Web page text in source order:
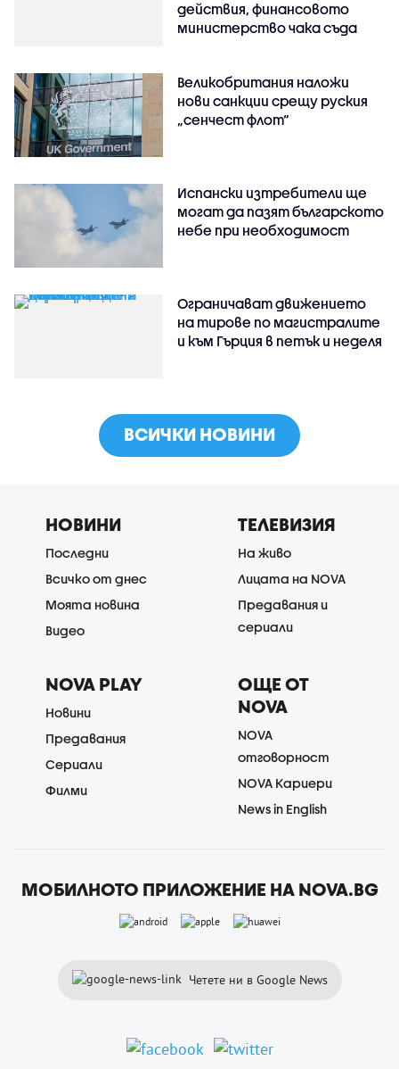
действия, финансовото
министерство чака съда
Великобритания наложи
нови санкции срещу руския
„сенчест флот“
Испански изтребители ще
могат да пазят българското
небе при необходимост
Ограничават движението
на тирове по магистралите
и към Гърция в петък и неделя
ВСИЧКИ НОВИНИ
НОВИНИ
Последни
Всичко от днес
Моята новина
Видео
ТЕЛЕВИЗИЯ
На живо
Лицата на NOVA
Предавания и
сериали
NOVA PLAY
Новини
Предавания
Сериали
Филми
ОЩЕ ОТ
NOVA
NOVA
отговорност
NOVA Кариери
News in English
МОБИЛНОТО ПРИЛОЖЕНИЕ НА NOVA.BG
Четете ни в Google News